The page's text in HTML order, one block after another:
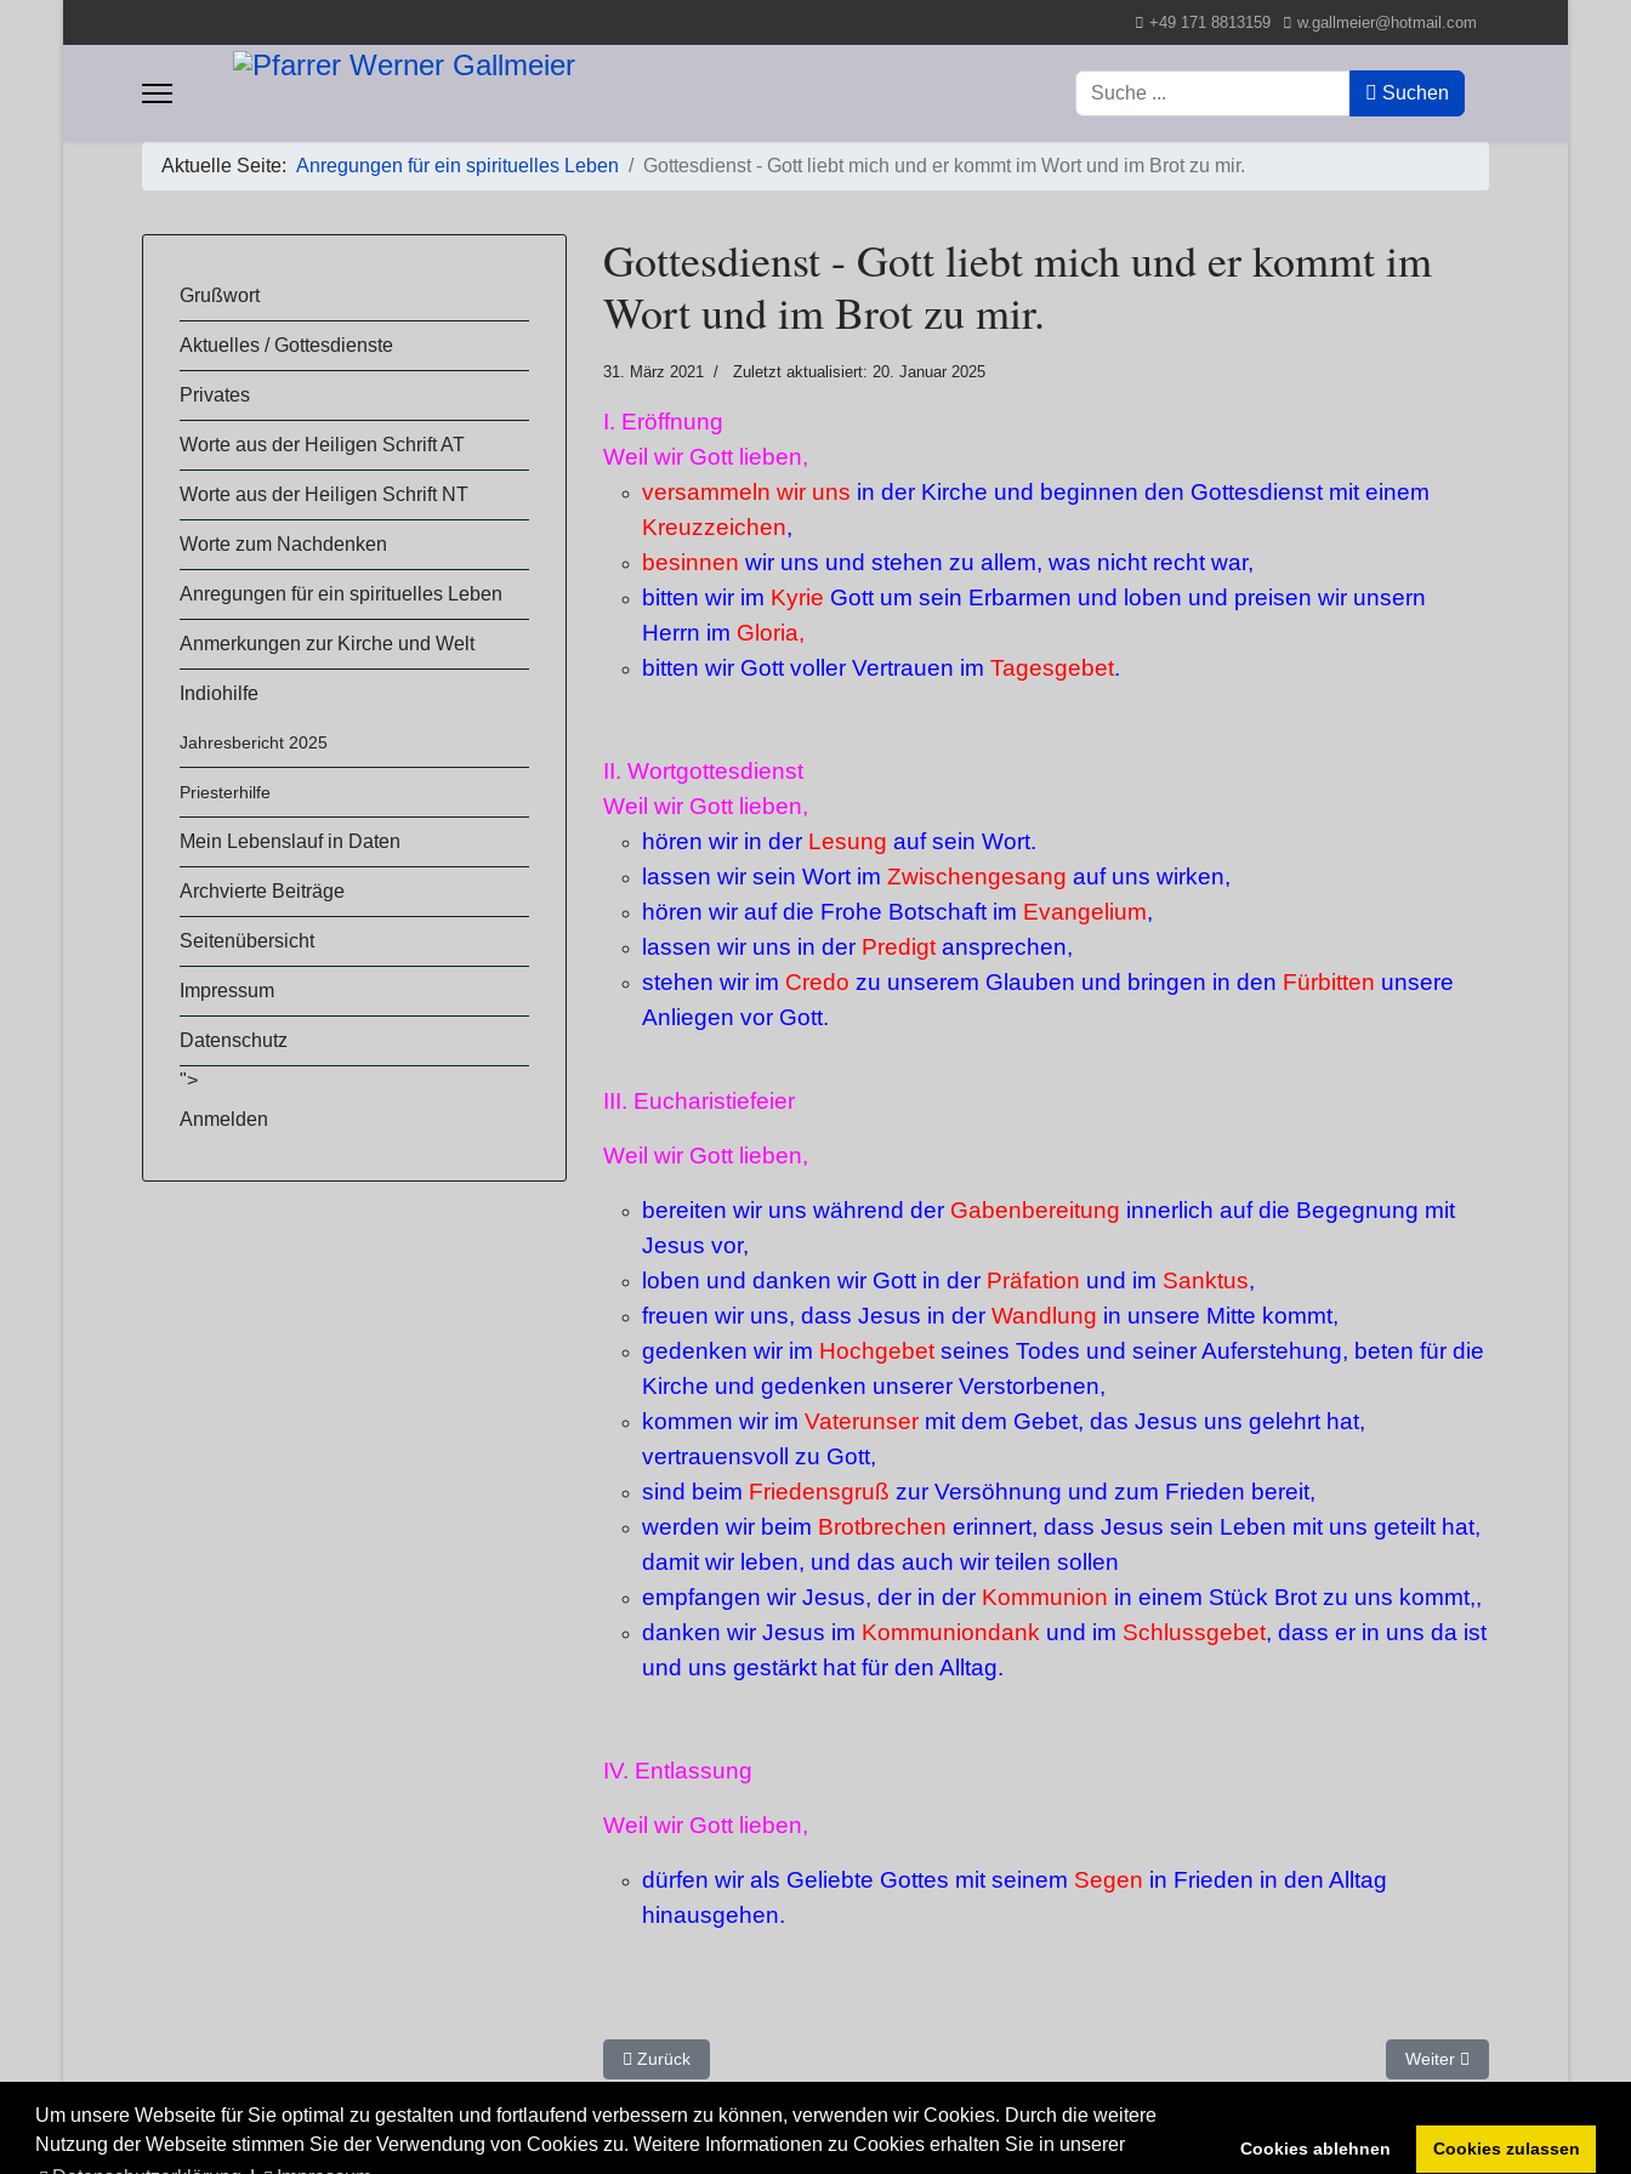
Um unsere Webseite für Sie optimal zu gestalten und fortlaufend verbessern zu können, verwenden wir Cookies. Durch die weitere
Nutzung der Webseite stimmen Sie der Verwendung von Cookies zu. Weitere Informationen zu Cookies erhalten Sie in unserer
Cookies ablehnen Cookies zulassen
+49 171 8813159 w.gallmeier@hotmail.com
Suchen Suchen
Aktuelle Seite: Anregungen für ein spirituelles Leben Gottesdienst - Gott liebt mich und er kommt im Wort und im Brot zu mir.
​​Grußwort
Aktuelles / Gottesdienste
Privates
Worte aus der Heiligen Schrift AT
Worte aus der Heiligen Schrift NT
Worte zum Nachdenken
Anregungen für ein spirituelles Leben
Anmerkungen zur Kirche und Welt
Indiohilfe
Jahresbericht 2025
Priesterhilfe
Mein Lebenslauf in Daten
Archvierte Beiträge
Seitenübersicht
Impressum
Datenschutz
">
Anmelden
Gottesdienst - Gott liebt mich und er kommt im
Wort und im Brot zu mir.
31. März 2021 Zuletzt aktualisiert: 20. Januar 2025
I. Eröffnung
Weil wir Gott lieben,
versammeln wir uns in der Kirche und beginnen den Gottesdienst mit einem
Kreuzzeichen,
besinnen wir uns und stehen zu allem, was nicht recht war,
bitten wir im Kyrie Gott um sein Erbarmen und loben und preisen wir unsern
Herrn im Gloria,
bitten wir Gott voller Vertrauen im Tagesgebet.
II. Wortgottesdienst
Weil wir Gott lieben,
hören wir in der Lesung auf sein Wort.
lassen wir sein Wort im Zwischengesang auf uns wirken,
hören wir auf die Frohe Botschaft im Evangelium,
lassen wir uns in der Predigt ansprechen,
stehen wir im Credo zu unserem Glauben und bringen in den Fürbitten unsere
Anliegen vor Gott.
III. Eucharistiefeier
Weil wir Gott lieben,
bereiten wir uns während der Gabenbereitung innerlich auf die Begegnung mit
Jesus vor,
loben und danken wir Gott in der Präfation und im Sanktus,
freuen wir uns, dass Jesus in der Wandlung in unsere Mitte kommt,
gedenken wir im Hochgebet seines Todes und seiner Auferstehung, beten für die
Kirche und gedenken unserer Verstorbenen,
kommen wir im Vaterunser mit dem Gebet, das Jesus uns gelehrt hat,
vertrauensvoll zu Gott,
sind beim Friedensgruß zur Versöhnung und zum Frieden bereit,
werden wir beim Brotbrechen erinnert, dass Jesus sein Leben mit uns geteilt hat,
damit wir leben, und das auch wir teilen sollen
empfangen wir Jesus, der in der Kommunion in einem Stück Brot zu uns kommt,,
danken wir Jesus im Kommuniondank und im Schlussgebet, dass er in uns da ist
und uns gestärkt hat für den Alltag.
IV. Entlassung
Weil wir Gott lieben,
dürfen wir als Geliebte Gottes mit seinem Segen in Frieden in den Alltag
hinausgehen.
Vorheriger Beitrag: Glaubenskurs
Zurück Nächster Beitrag: Als Pfarrer
Weiter